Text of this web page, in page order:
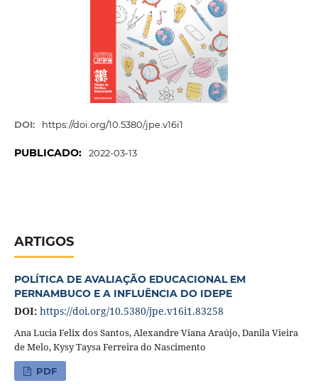
DOI: https://doi.org/10.5380/jpe.v16i1
PUBLICADO: 2022-03-13
ARTIGOS
POLÍTICA DE AVALIAÇÃO EDUCACIONAL EM
PERNAMBUCO E A INFLUÊNCIA DO IDEPE
DOI: https://doi.org/10.5380/jpe.v16i1.83258
Ana Lucia Felix dos Santos, Alexandre Viana Araújo, Danila Vieira
de Melo, Kysy Taysa Ferreira do Nascimento
PDF